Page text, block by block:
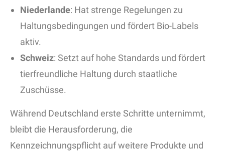
Niederlande: Hat strenge Regelungen zu
Haltungsbedingungen und fördert Bio-Labels
aktiv.
Schweiz: Setzt auf hohe Standards und fördert
tierfreundliche Haltung durch staatliche
Zuschüsse.
Während Deutschland erste Schritte unternimmt,
bleibt die Herausforderung, die
Kennzeichnungspflicht auf weitere Produkte und